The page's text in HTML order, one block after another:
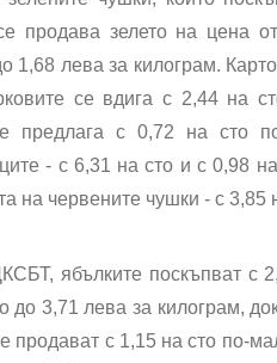
продава зелето на цена
1,68 лева за килограм.
се вдига с 2,44 на
предлага с 0,72 на сто
- с 6,31 на сто и с 0,98
на червените чушки - с 3,85
ябълките поскъпват с
до 3,71 лева за килограм,
продават с 1,15 на сто по-